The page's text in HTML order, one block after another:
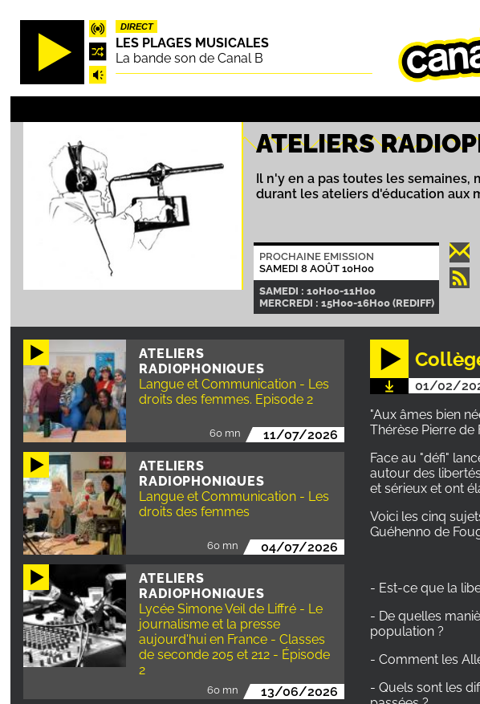
Aller
principal
DIRECT
LES PLAGES MUSICALES
La bande son de Canal B
ATELIERS
Il n'y en a pas toutes les
durant les ateliers d'éducation aux
PROCHAINE EMISSION
SAMEDI 8 AOÛT 10H00
SAMEDI : 10H00-11H00
MERCREDI : 15H00-16H00 (REDIFF)
ATELIERS
RADIOPHONIQUES
Langue et Communication - Les
droits des femmes. Episode 2
60 mn 11/07/2026
ATELIERS
RADIOPHONIQUES
Langue et Communication - Les
droits des femmes
60 mn 04/07/2026
ATELIERS
RADIOPHONIQUES
Lycée Simone Veil de Liffré - Le
journalisme et la presse
aujourd'hui en France - Classes
de seconde 205 et 212 - Épisode
2
60 mn
13/06/2026
01/02/
"Aux âmes bien
Thérèse Pierre de
Face au "défi"
autour des
et sérieux et ont
Voici les cinq
Guéhenno de
- Est-ce que la
- De quelles
population ?
- Comment les
- Quels sont les